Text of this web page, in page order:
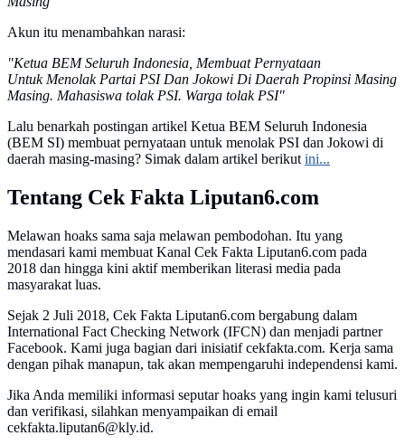
Akun itu menambahkan narasi:
"Ketua BEM Seluruh Indonesia, Membuat Pernyataan
Untuk Menolak Partai PSI Dan Jokowi Di Daerah Propinsi Masing
Masing. Mahasiswa tolak PSI. Warga tolak PSI"
Lalu benarkah postingan artikel Ketua BEM Seluruh Indonesia
(BEM SI) membuat pernyataan untuk menolak PSI dan Jokowi di
daerah masing-masing? Simak dalam artikel berikutini...
Tentang Cek Fakta Liputan6.com
Melawan hoaks sama saja melawan pembodohan. Itu yang
mendasari kami membuat Kanal Cek Fakta Liputan6.com pada
2018 dan hingga kini aktif memberikan literasi media pada
masyarakat luas.
Sejak 2 Juli 2018, Cek Fakta Liputan6.com bergabung dalam
International Fact Checking Network (IFCN) dan menjadi partner
Facebook. Kami juga bagian dari inisiatif cekfakta.com. Kerja sama
dengan pihak manapun, tak akan mempengaruhi independensi kami.
Jika Anda memiliki informasi seputar hoaks yang ingin kami telusuri
dan verifikasi, silahkan menyampaikan di email
cekfakta.liputan6@kly.id.